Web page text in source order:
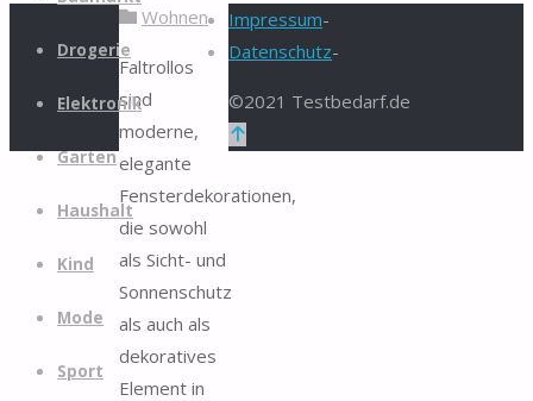
springenDrogerie
Elektronik
Garten
Haushalt
Kind
Mode
Sport
Wohnen
Faltrollos
sind
moderne,
elegante
Fensterdekorationen,
die sowohl
als Sicht- und
Sonnenschutz
als auch als
dekoratives
Element in
Impressum-
Datenschutz-
©2021 Testbedarf.de
Zurück
oben